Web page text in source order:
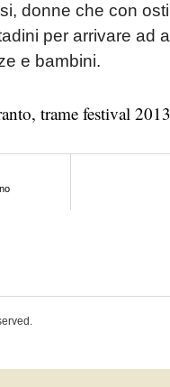
donne che con
per arrivare ad
e bambini.
, trame festival 2013